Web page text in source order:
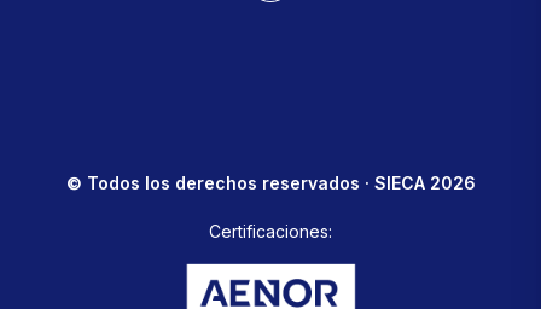
© Todos los derechos reservados · SIECA 2026
Certificaciones: